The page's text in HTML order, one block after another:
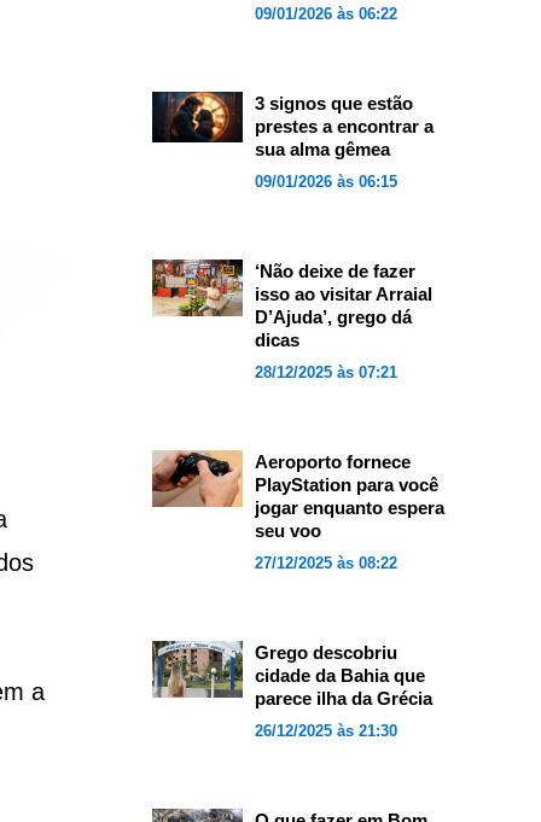
a
09/01/2026 às 06:22
3 signos que estão
prestes a encontrar a
sua alma gêmea
09/01/2026 às 06:15
‘Não deixe de fazer
isso ao visitar Arraial
D’Ajuda’, grego dá
dicas
28/12/2025 às 07:21
Aeroporto fornece
PlayStation para você
jogar enquanto espera
seu voo
27/12/2025 às 08:22
Grego descobriu
cidade da Bahia que
parece ilha da Grécia
26/12/2025 às 21:30